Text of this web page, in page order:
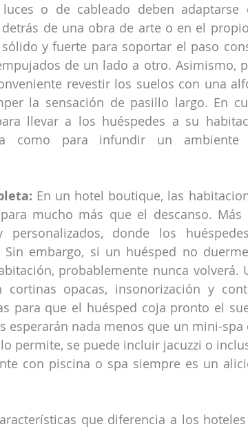
o de cableado deben adaptarse
de una obra de arte o en el
y fuerte para soportar el paso
de un lado a otro. Asimismo,
revestir los suelos con una
la sensación de pasillo largo. En
llevar a los huéspedes a su
como para infundir un
En un hotel boutique, las
mucho más que el descanso. Más
donde los
embargo, si un huésped no
probablemente nunca volverá.
opacas, insonorización y
para que el huésped coja pronto el
esperarán nada menos que un mini-spa
permite, se puede incluir jacuzzi o
con piscina o spa siempre es un
que diferencia a los